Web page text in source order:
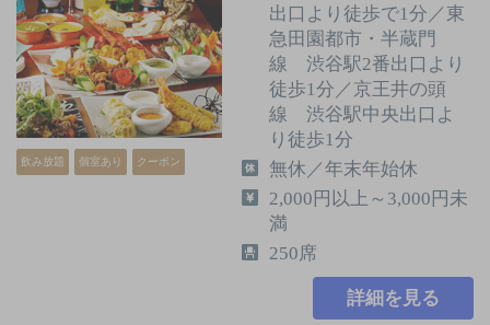
飲み放題 個室あり クーポン
出口より徒歩で1分／東
急田園都市・半蔵門
線 渋谷駅2番出口より
徒歩1分／京王井の頭
線 渋谷駅中央出口よ
り徒歩1分
無休／年末年始休
2,000円以上～3,000円未
満
250席
詳細を見る